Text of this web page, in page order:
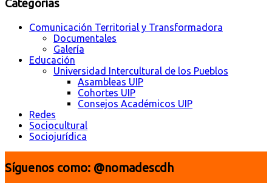
Categorías
Comunicación Territorial y Transformadora
Documentales
Galería
Educación
Universidad Intercultural de los Pueblos
Asambleas UIP
Cohortes UIP
Consejos Académicos UIP
Redes
Sociocultural
Sociojurídica
Síguenos como: @nomadescdh